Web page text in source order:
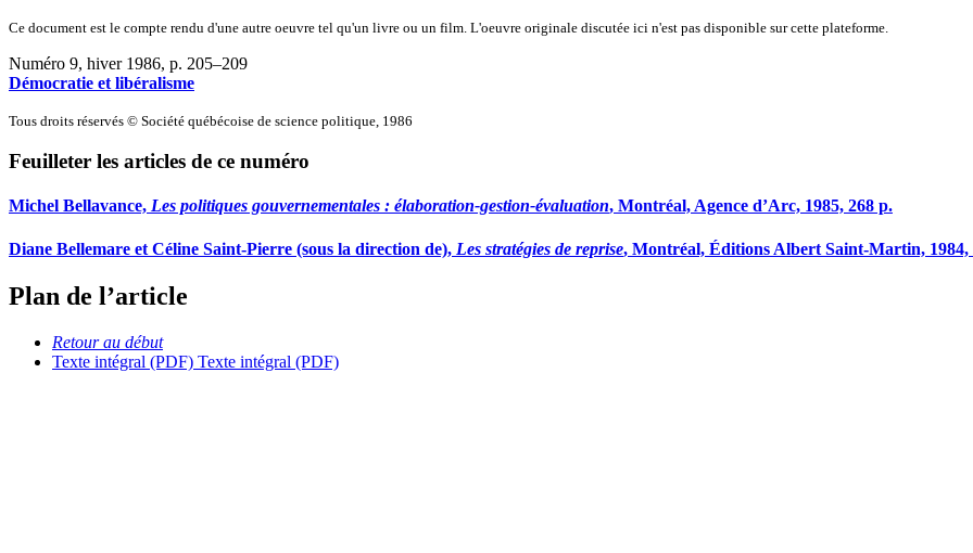
Ce document est le compte rendu d'une autre oeuvre tel qu'un livre ou un film. L'oeuvre originale discutée ici n'est pas disponible sur cette plateforme.
Numéro 9, hiver 1986, p. 205–209
Démocratie et libéralisme
Tous droits réservés © Société québécoise de science politique, 1986
Feuilleter les articles de ce numéro
Michel Bellavance, Les politiques gouvernementales : élaboration-gestion-évaluation, Montréal, Agence d’Arc, 1985, 268 p.
Diane Bellemare et Céline Saint-Pierre (sous la direction de), Les stratégies de reprise, Montréal, Éditions Albert Saint-Martin, 1984,
Plan de l’article
Retour au début
Texte intégral (PDF) Texte intégral (PDF)